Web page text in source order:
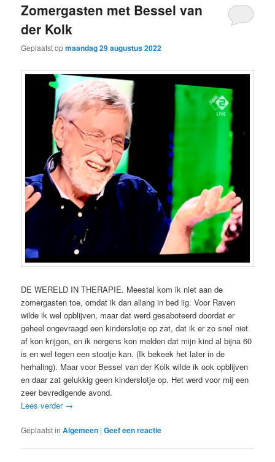
Zomergasten met Bessel van
der Kolk
Geplaatst opmaandag 29 augustus 2022
DE WERELD IN THERAPIE. Meestal kom ik niet aan de
zomergasten toe, omdat ik dan allang in bed lig. Voor Raven
wilde ik wel opblijven, maar dat werd gesaboteerd doordat er
geheel ongevraagd een kinderslotje op zat, dat ik er zo snel niet
af kon krijgen, en ik nergens kon melden dat mijn kind al bijna 60
is en wel tegen een stootje kan. (Ik bekeek het later in de
herhaling). Maar voor Bessel van der Kolk wilde ik ook opblijven
en daar zat gelukkig geen kinderslotje op. Het werd voor mij een
zeer bevredigende avond.
Lees verder →
Geplaatst in Algemeen |Geef een reactie